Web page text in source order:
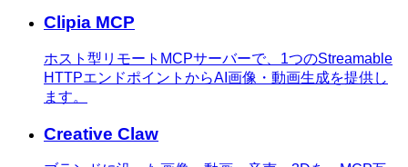
Clipia MCP
ホスト型リモートMCPサーバーで、1つのStreamable
HTTPエンドポイントからAI画像・動画生成を提供し
ます。
Creative Claw